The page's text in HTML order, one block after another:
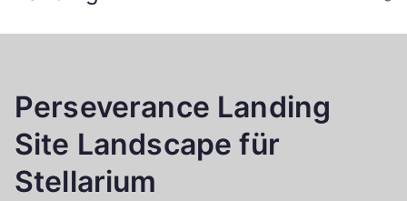
Perseverance Landing
Site Landscape für
Stellarium